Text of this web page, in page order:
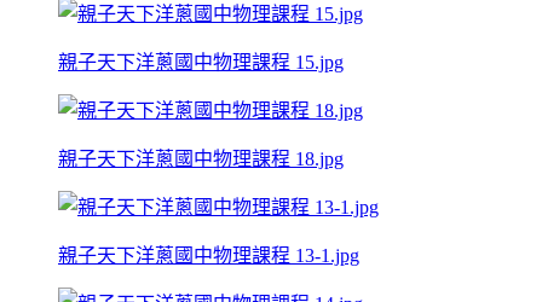
親子天下洋蔥國中物理課程 15.jpg
親子天下洋蔥國中物理課程 18.jpg
親子天下洋蔥國中物理課程 13-1.jpg